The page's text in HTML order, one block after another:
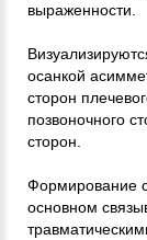
выраженности.
осанкой
сторон
позвоночного
сторон.
Формирование
основном